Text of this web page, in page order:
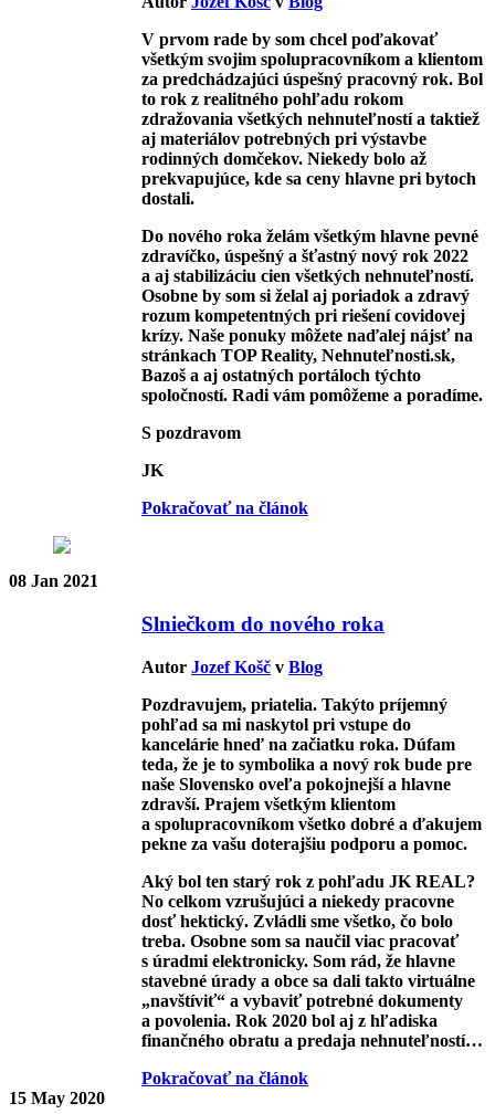
V prvom rade by som chcel poďakovať
všetkým svojim spolupracovníkom a klientom
za predchádzajúci úspešný pracovný rok. Bol
to rok z realitného pohľadu rokom
zdražovania všetkých nehnuteľností a taktiež
aj materiálov potrebných pri výstavbe
rodinných domčekov. Niekedy bolo až
prekvapujúce, kde sa ceny hlavne pri bytoch
dostali.
Do nového roka želám všetkým hlavne pevné
zdravíčko, úspešný a šťastný nový rok 2022
a aj stabilizáciu cien všetkých nehnuteľností.
Osobne by som si želal aj poriadok a zdravý
rozum kompetentných pri riešení covidovej
krízy. Naše ponuky môžete naďalej nájsť na
stránkach TOP Reality, Nehnuteľnosti.sk,
Bazoš a aj ostatných portáloch týchto
spoločností. Radi vám pomôžeme a poradíme.
S pozdravom
JK
Pokračovať na článok
08 Jan 2021
Slniečkom do nového roka
Autor Jozef Košč v Blog
Pozdravujem, priatelia. Takýto príjemný
pohľad sa mi naskytol pri vstupe do
kancelárie hneď na začiatku roka. Dúfam
teda, že je to symbolika a nový rok bude pre
naše Slovensko oveľa pokojnejší a hlavne
zdravší. Prajem všetkým klientom
a spolupracovníkom všetko dobré a ďakujem
pekne za vašu doterajšiu podporu a pomoc.
Aký bol ten starý rok z pohľadu JK REAL?
No celkom vzrušujúci a niekedy pracovne
dosť hektický. Zvládli sme všetko, čo bolo
treba. Osobne som sa naučil viac pracovať
s úradmi elektronicky. Som rád, že hlavne
stavebné úrady a obce sa dali takto virtuálne
„navštíviť“ a vybaviť potrebné dokumenty
a povolenia. Rok 2020 bol aj z hľadiska
finančného obratu a predaja nehnuteľností…
Pokračovať na článok
15 May 2020